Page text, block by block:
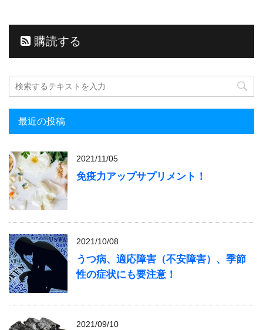
購読する
最近の投稿
2021/11/05
免疫力アップサプリメント！
2021/10/08
うつ病、適応障害（不安障害）、季節
性の症状にも要注意！
2021/09/10